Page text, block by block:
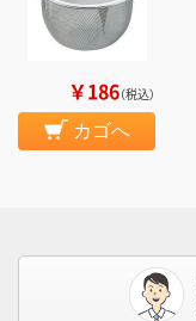
￥186（税込）
カゴへ